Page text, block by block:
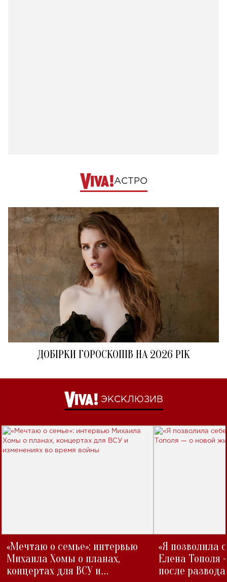
АСТРО
ДОБІРКИ ГОРОСКОПІВ НА 2026 РІК
ЭКСКЛЮЗИВ
«Мечтаю о семье»: интервью
Михаила Хомы о планах,
концертах для ВСУ и
«Я позволила
Елена Тополя
после развода